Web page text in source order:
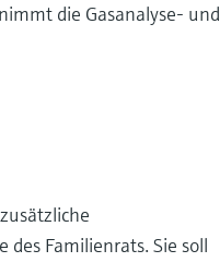
die Gasanalyse- und
Familienrats. Sie soll